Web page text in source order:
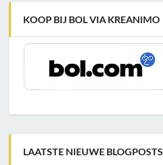
KOOP BIJ BOL VIA KREANIMO
LAATSTE NIEUWE BLOGPOSTS